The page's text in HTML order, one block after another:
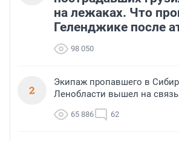
на лежаках. Что
Геленджике после
98 050
2
Экипаж пропавшего в
Ленобласти вышел на связь
65 886 62